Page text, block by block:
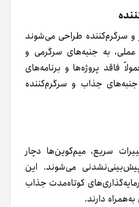
و سرگرم‌کننده طراحی می‌شوند
عملی، به جنبه‌های سرگرمی و
فاقد پروژه‌ها و برنامه‌های
جذاب و سرگرم‌کننده
سریع، میم‌کوین‌ها دچار
می‌شوند. این
کوتاه‌مدت جذاب
دارند.